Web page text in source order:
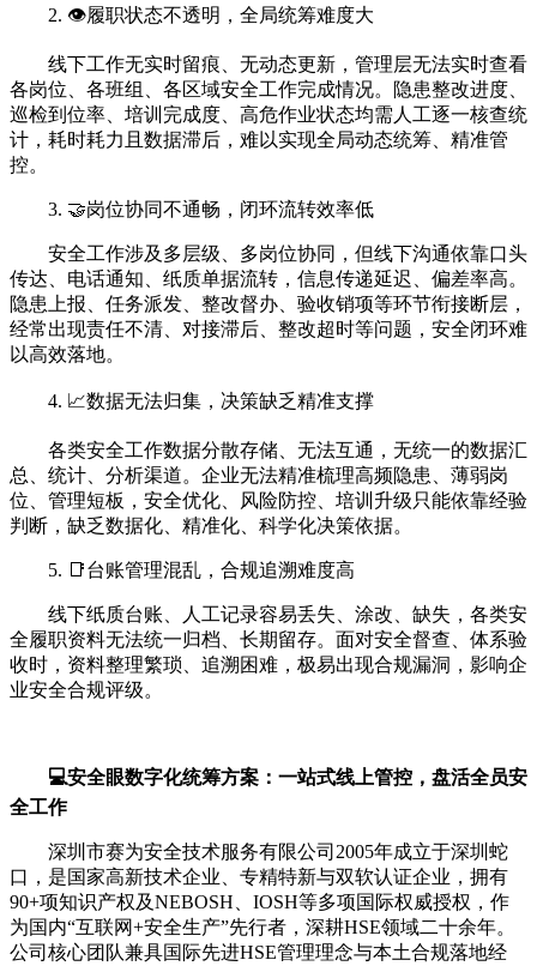
2. 👁️履职状态不透明，全局统筹难度大
线下工作无实时留痕、无动态更新，管理层无法实时查看
各岗位、各班组、各区域安全工作完成情况。隐患整改进度、
巡检到位率、培训完成度、高危作业状态均需人工逐一核查统
计，耗时耗力且数据滞后，难以实现全局动态统筹、精准管
控。
3. 🤝岗位协同不通畅，闭环流转效率低
安全工作涉及多层级、多岗位协同，但线下沟通依靠口头
传达、电话通知、纸质单据流转，信息传递延迟、偏差率高。
隐患上报、任务派发、整改督办、验收销项等环节衔接断层，
经常出现责任不清、对接滞后、整改超时等问题，安全闭环难
以高效落地。
4. 📈数据无法归集，决策缺乏精准支撑
各类安全工作数据分散存储、无法互通，无统一的数据汇
总、统计、分析渠道。企业无法精准梳理高频隐患、薄弱岗
位、管理短板，安全优化、风险防控、培训升级只能依靠经验
判断，缺乏数据化、精准化、科学化决策依据。
5. 📑台账管理混乱，合规追溯难度高
线下纸质台账、人工记录容易丢失、涂改、缺失，各类安
全履职资料无法统一归档、长期留存。面对安全督查、体系验
收时，资料整理繁琐、追溯困难，极易出现合规漏洞，影响企
业安全合规评级。
💻安全眼数字化统筹方案：一站式线上管控，盘活全员安
全工作
深圳市赛为安全技术服务有限公司2005年成立于深圳蛇
口，是国家高新技术企业、专精特新与双软认证企业，拥有
90+项知识产权及NEBOSH、IOSH等多项国际权威授权，作
为国内“互联网+安全生产”先行者，深耕HSE领域二十余年。
公司核心团队兼具国际先进HSE管理理念与本土合规落地经